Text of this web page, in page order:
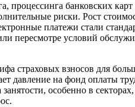
банковских карт
риски. Рост
платежи стали
пересмотре условий
страховых взносов для
давление на фонд оплаты
особенно в